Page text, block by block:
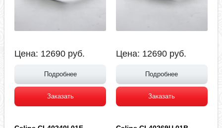
Цена: 12690 руб.
Подробнее
Заказать
Цена: 12690 руб.
Подробнее
Заказать